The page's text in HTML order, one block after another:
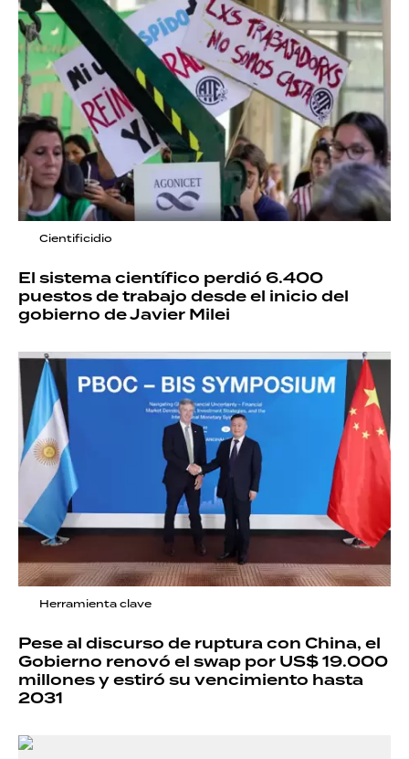
Cientificidio
El sistema científico perdió 6.400
puestos de trabajo desde el inicio del
gobierno de Javier Milei
Herramienta clave
Pese al discurso de ruptura con China, el
Gobierno renovó el swap por US$ 19.000
millones y estiró su vencimiento hasta
2031